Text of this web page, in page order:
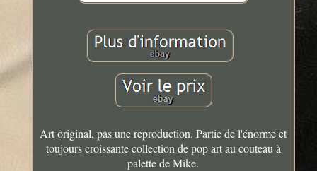
Art original, pas une reproduction. Partie de l'énorme et
toujours croissante collection de pop art au couteau à
palette de Mike.